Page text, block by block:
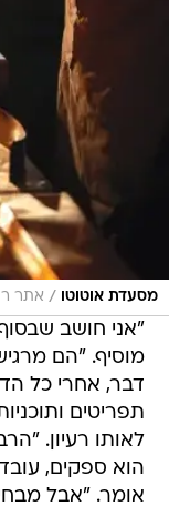
מסעדת אוטוטו / אתר
"אני חושב
מוסיף. "הם
דבר, אחרי כל
תפריטים
לאותו רעיון.
הוא ספקים,
אומר. "אבל